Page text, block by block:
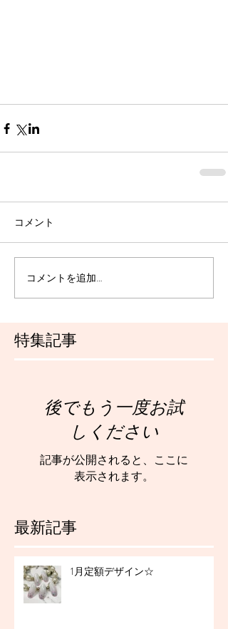
特集記事
最新記事
コメント
コメントを追加…
後でもう一度お試
しください
記事が公開されると、ここに
表示されます。
1月定額デザイン☆